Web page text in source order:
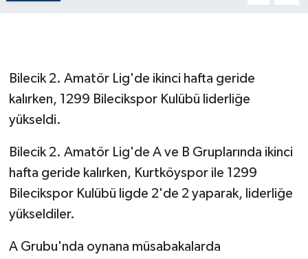
Bilecik 2. Amatör Lig'de ikinci hafta geride
kalırken, 1299 Bilecikspor Kulübü liderliğe
yükseldi.
Bilecik 2. Amatör Lig'de A ve B Gruplarında ikinci
hafta geride kalırken, Kurtköyspor ile 1299
Bilecikspor Kulübü ligde 2'de 2 yaparak, liderliğe
yükseldiler.
A Grubu'nda oynana müsabakalarda
Gayrimenkul
GENEL
GÜNDEM
Güvenlik